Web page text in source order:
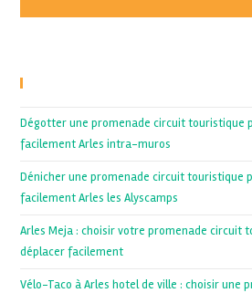
Dégotter une promenade circuit touristique
facilement Arles intra-muros
Dénicher une promenade circuit touristique
facilement Arles les Alyscamps
Arles Meja : choisir votre promenade circuit
déplacer facilement
Vélo-Taco à Arles hotel de ville : choisir une